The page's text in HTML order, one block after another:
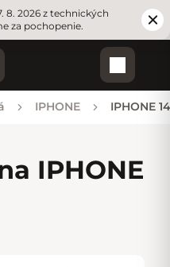
8. 2026 z technických
za pochopenie.
IPHONE IPHONE 14
IPHONE